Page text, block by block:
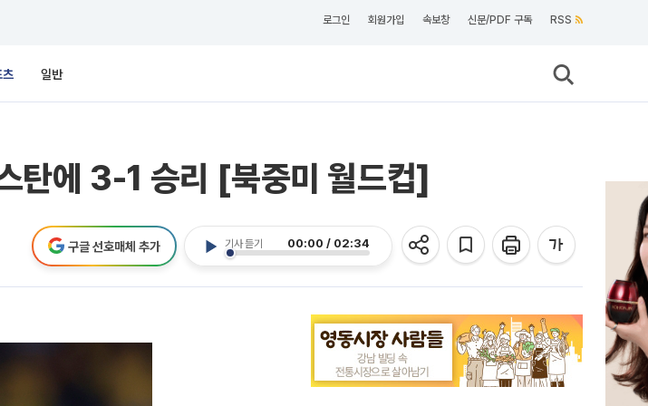
로그인 회원가입 속보창 신문/PDF 구독 RSS
츠 일반
탄에 3-1 승리 [북중미 월드컵]
기사 듣기 00:00 / 02:34
구글 선호매체 추가